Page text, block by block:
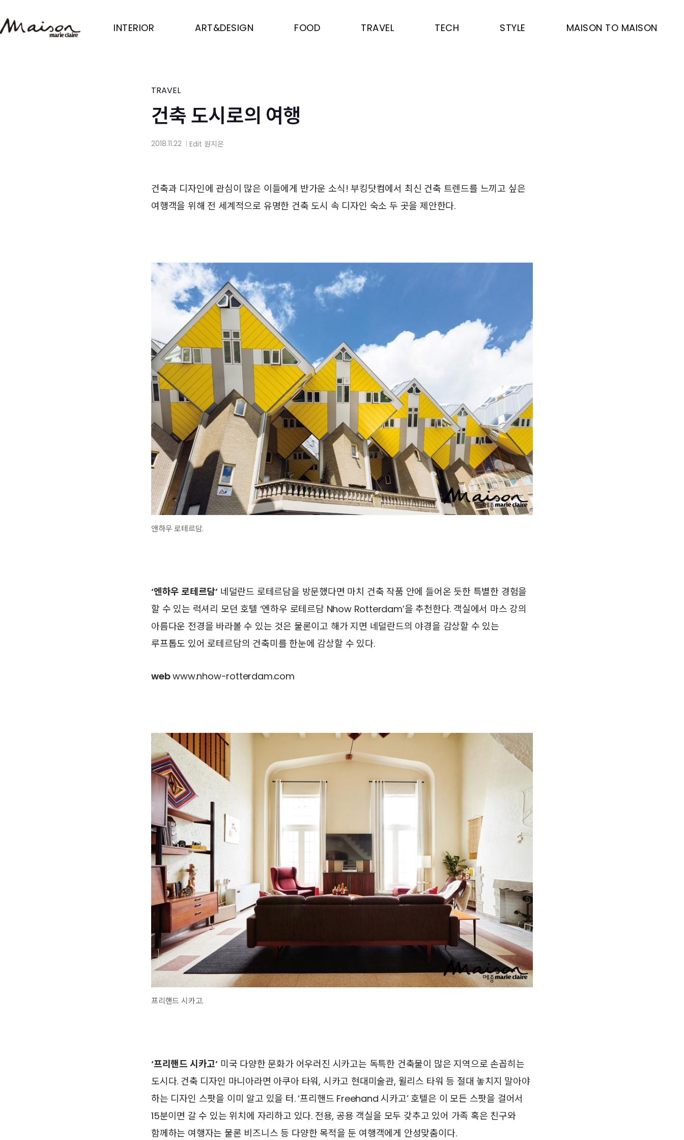
to
main
INTERIOR ART&DESIGN FOOD TRAVEL TECH STYLE MAISON TO MAISON
TRAVEL
건축 도시로의 여행
2018.11.22 Edit 원지은
건축과 디자인에 관심이 많은 이들에게 반가운 소식! 부킹닷컴에서 최신 건축 트렌드를 느끼고 싶은
여행객을 위해 전 세계적으로 유명한 건축 도시 속 디자인 숙소 두 곳을 제안한다.
앤하우 로테르담.
‘엔하우 로테르담’ 네덜란드 로테르담을 방문했다면 마치 건축 작품 안에 들어온 듯한 특별한 경험을
할 수 있는 럭셔리 모던 호텔 ‘엔하우 로테르담 Nhow Rotterdam’을 추천한다. 객실에서 마스 강의
아름다운 전경을 바라볼 수 있는 것은 물론이고 해가 지면 네덜란드의 야경을 감상할 수 있는
루프톱도 있어 로테르담의 건축미를 한눈에 감상할 수 있다.
webwww.nhow-rotterdam.com
프리핸드 시카고.
‘프리핸드 시카고’ 미국 다양한 문화가 어우러진 시카고는 독특한 건축물이 많은 지역으로 손꼽히는
도시다. 건축 디자인 마니아라면 아쿠아 타워, 시카고 현대미술관, 윌리스 타워 등 절대 놓치지 말아야
하는 디자인 스팟을 이미 알고 있을 터. ‘프리핸드 Freehand 시카고’ 호텔은 이 모든 스팟을 걸어서
15분이면 갈 수 있는 위치에 자리하고 있다. 전용, 공용 객실을 모두 갖추고 있어 가족 혹은 친구와
함께하는 여행자는 물론 비즈니스 등 다양한 목적을 둔 여행객에게 안성맞춤이다.